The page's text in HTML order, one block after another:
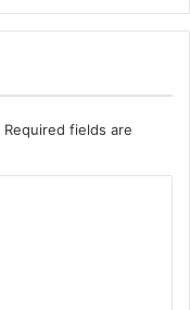
Required fields are